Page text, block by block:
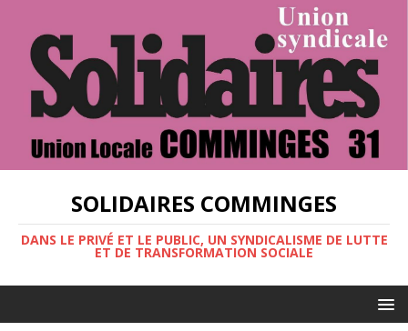
SOLIDAIRES COMMINGES
DANS LE PRIVÉ ET LE PUBLIC, UN SYNDICALISME DE LUTTE
ET DE TRANSFORMATION SOCIALE